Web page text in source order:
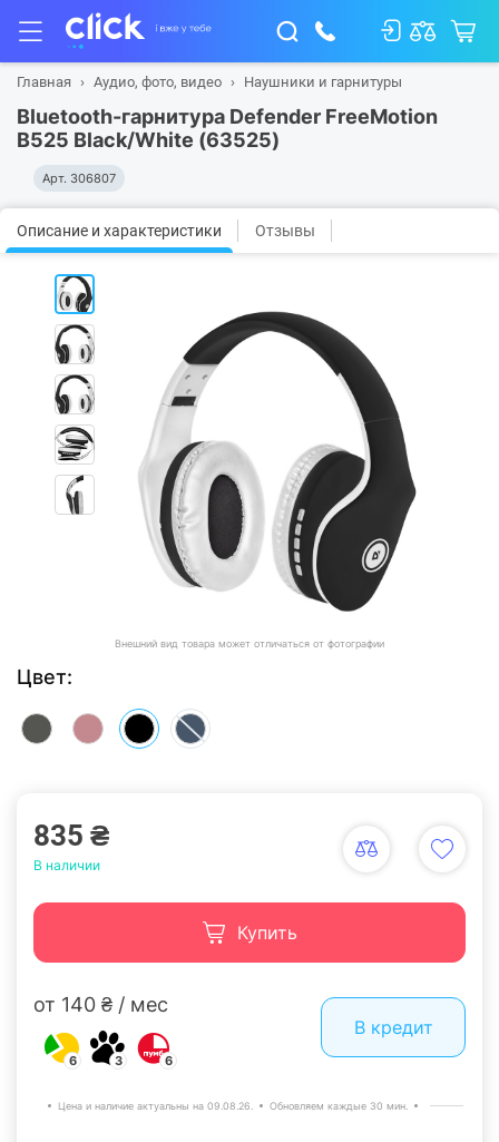
Главная Аудио, фото, видео Наушники и гарнитуры
Bluetooth-гарнитура Defender FreeMotion
B525 Black/White (63525)
Арт. 306807
Описание и характеристики Отзывы
Внешний вид товара может отличаться от фотографии
Цвет:
835 ₴
В наличии
Купить
от 140 ₴ / мес
6 3 6
В кредит
Цена и наличие актуальны на 09.08.26. Обновляем каждые 30 мин.